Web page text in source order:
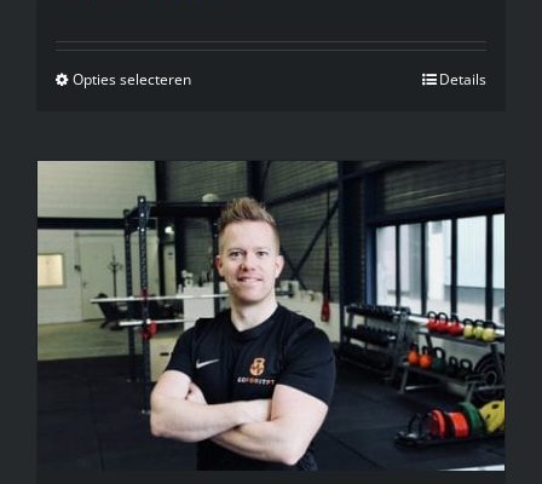
Opties selecterenDit
heeft
meerdere
variaties.
Deze
optie
gekozen
worden
Details